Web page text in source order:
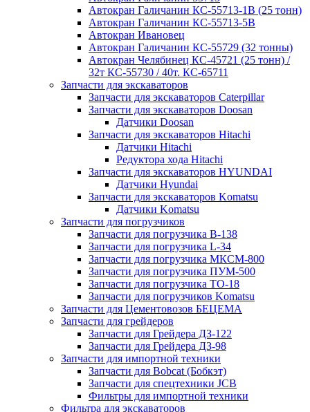
Автокран Галичанин КС-55713-1В (25 тонн)
Автокран Галичанин КС-55713-5В
Автокран Ивановец
Автокран Галичанин КС-55729 (32 тонны)
Автокран Челябинец КС-45721 (25 тонн) /
32т КС-55730 / 40т. КС-65711
Запчасти для экскаваторов
Запчасти для экскаваторов Caterpillar
Запчасти для экскаваторов Doosan
Датчики Doosan
Запчасти для экскаваторов Hitachi
Датчики Hitachi
Редуктора хода Hitachi
Запчасти для экскаваторов HYUNDAI
Датчики Hyundai
Запчасти для экскаваторов Komatsu
Датчики Komatsu
Запчасти для погрузчиков
Запчасти для погрузчика B-138
Запчасти для погрузчика L-34
Запчасти для погрузчика МКСМ-800
Запчасти для погрузчика ПУМ-500
Запчасти для погрузчика ТО-18
Запчасти для погрузчиков Komatsu
Запчасти для Цементовозов БЕЦЕМА
Запчасти для грейдеров
Запчасти для Грейдера ДЗ-122
Запчасти для Грейдера ДЗ-98
Запчасти для импортной техники
Запчасти для Bobcat (Бобкэт)
Запчасти для спецтехники JCB
Фильтры для импортной техники
Фильтра для экскаваторов